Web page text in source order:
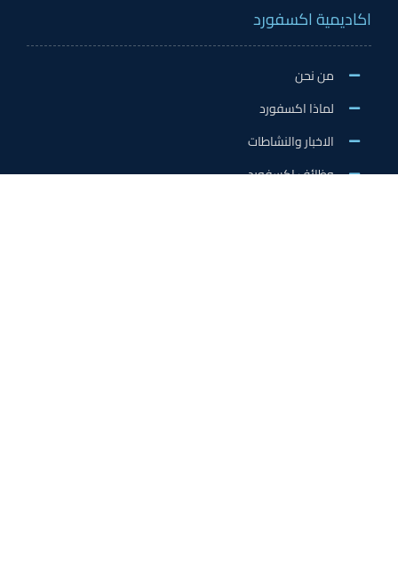
اكاديمية اكسفورد
من نحن
لماذا اكسفورد
الاخبار والنشاطات
وظائف اكسفورد